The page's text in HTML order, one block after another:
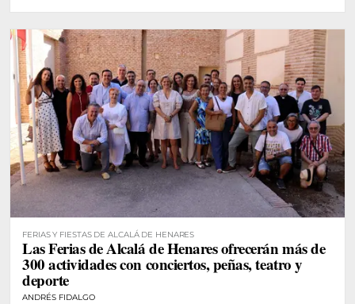
FERIAS Y FIESTAS DE ALCALÁ DE HENARES
Las Ferias de Alcalá de Henares ofrecerán más de
300 actividades con conciertos, peñas, teatro y
deporte
ANDRÉS FIDALGO